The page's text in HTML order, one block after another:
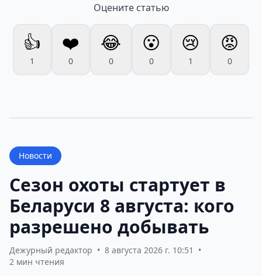
Оцените статью
👍
1
❤️
0
😂
0
😮
0
😢
1
😡
0
Новости
Сезон охоты стартует в
Беларуси 8 августа: кого
разрешено добывать
Дежурный редактор • 8 августа 2026 г. 10:51
•
2 мин чтения